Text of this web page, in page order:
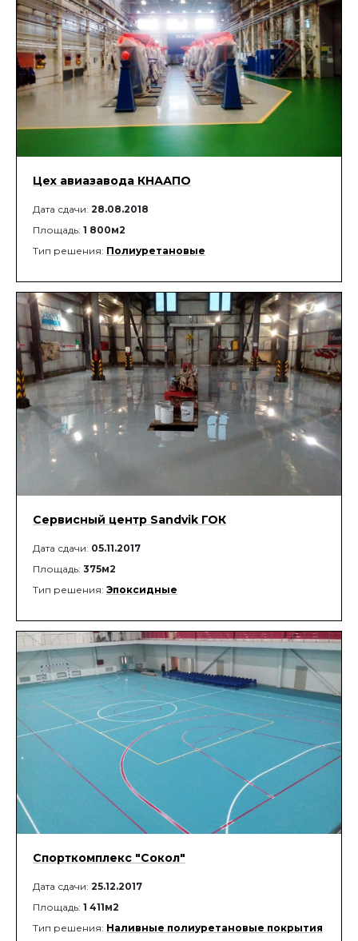
Цех авиазавода КНААПО
Дата сдачи: 28.08.2018
Площадь: 1 800м2
Тип решения: Полиуретановые
Сервисный центр Sandvik ГОК
Дата сдачи: 05.11.2017
Площадь: 375м2
Тип решения: Эпоксидные
Спорткомплекс "Сокол"
Дата сдачи: 25.12.2017
Площадь: 1 411м2
Тип решения: Наливные полиуретановые покрытия